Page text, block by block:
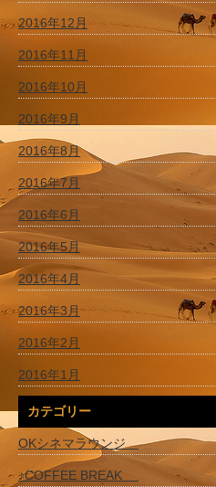
2016年12月
2016年11月
2016年10月
2016年9月
2016年8月
2016年7月
2016年6月
2016年5月
2016年4月
2016年3月
2016年2月
2016年1月
カテゴリー
OKシネマラウンジ
♪COFFEE BREAK